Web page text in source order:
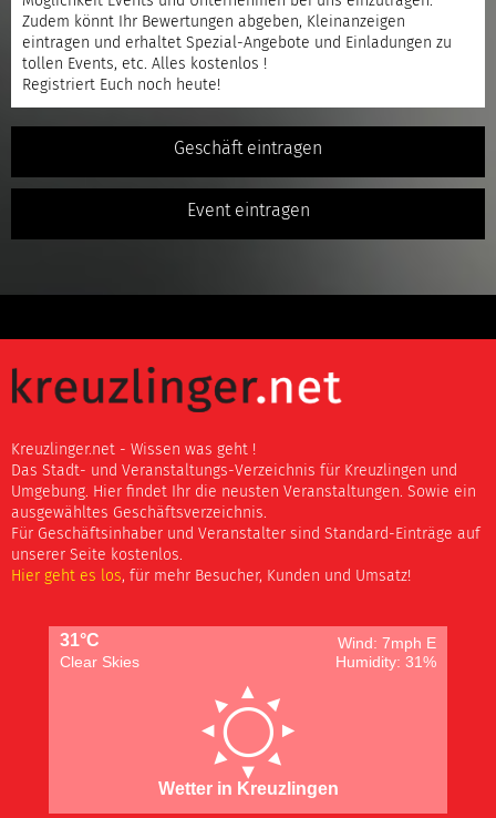
Zudem könnt Ihr Bewertungen abgeben, Kleinanzeigen
eintragen und erhaltet Spezial-Angebote und Einladungen zu
tollen Events, etc. Alles kostenlos !
Registriert Euch noch heute!
Geschäft eintragen
Event eintragen
Kreuzlinger.net - Wissen was geht !
Das Stadt- und Veranstaltungs-Verzeichnis für Kreuzlingen und
Umgebung. Hier findet Ihr die neusten Veranstaltungen. Sowie ein
ausgewähltes Geschäftsverzeichnis.
Für Geschäftsinhaber und Veranstalter sind Standard-Einträge auf
unserer Seite kostenlos.
Hier geht es los, für mehr Besucher, Kunden und Umsatz!
31°C
Wind: 7mph E
Clear Skies
Humidity: 31%
Wetter in Kreuzlingen